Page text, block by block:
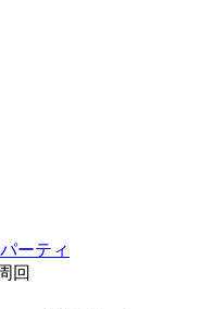
ーティ
回